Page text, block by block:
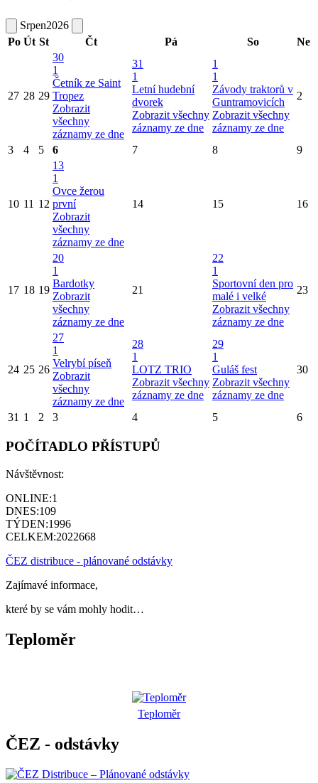
Srpen2026
Po Út St Čt Pá So Ne
27 28 29
30
1
Četník ze Saint
Tropez
Zobrazit
všechny
záznamy ze dne
31
1
Letní hudební
dvorek
Zobrazit všechny
záznamy ze dne
1
1
Závody traktorů v
Guntramovicích
Zobrazit všechny
záznamy ze dne
2
3 4 5 6 7 8 9
10 11 12
13
1
Ovce žerou
první
Zobrazit
všechny
záznamy ze dne
14 15 16
17 18 19
20
1
Bardotky
Zobrazit
všechny
záznamy ze dne
21
22
1
Sportovní den pro
malé i velké
Zobrazit všechny
záznamy ze dne
23
24 25 26
27
1
Velrybí píseň
Zobrazit
všechny
záznamy ze dne
28
1
LOTZ TRIO
Zobrazit všechny
záznamy ze dne
29
1
Guláš fest
Zobrazit všechny
záznamy ze dne
30
31 1 2 3 4 5 6
POČÍTADLO PŘÍSTUPŮ
Návštěvnost:
ONLINE:1
DNES:109
TÝDEN:1996
CELKEM:2022668
ČEZ distribuce - plánované odstávky
Zajímavé informace,
které by se vám mohly hodit…
Teploměr
Teploměr
ČEZ - odstávky